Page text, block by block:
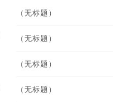
（无标题）
（无标题）
（无标题）
（无标题）